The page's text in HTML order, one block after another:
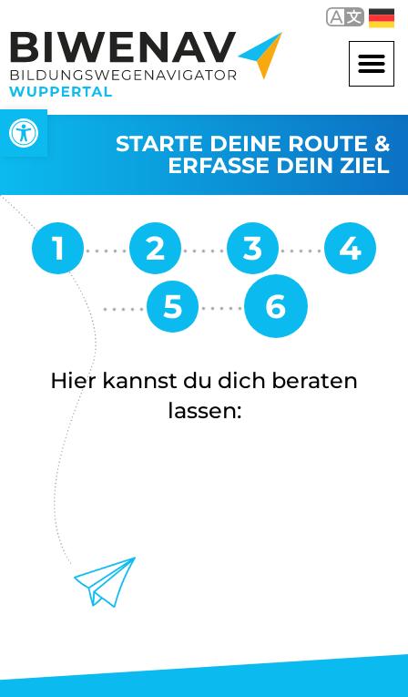
Werkzeugleiste öffnen
STARTE DEINE ROUTE &
ERFASSE DEIN ZIEL
Hier kannst du dich beraten
lassen: